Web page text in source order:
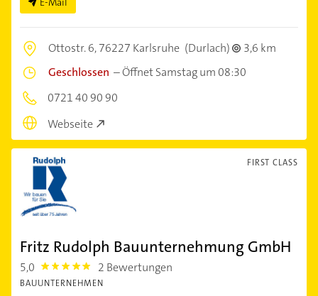
Ottostr. 6,76227 Karlsruhe (Durlach)
3,6 km
Geschlossen –Öffnet Samstag um 08:30
0721 40 90 90
Webseite
FIRST CLASS
Fritz Rudolph Bauunternehmung GmbH
5,0 5.0 2 Bewertungen
BAUUNTERNEHMEN